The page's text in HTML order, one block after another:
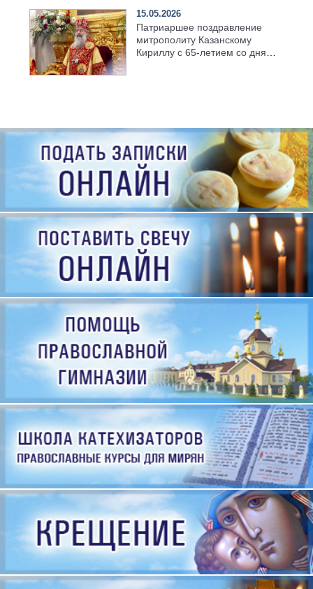
15.05.2026
Патриаршее поздравление
митрополиту Казанскому
Кириллу с 65-летием со дня